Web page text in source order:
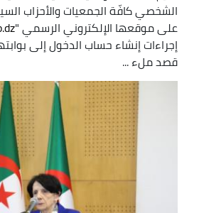
الشخصي كافّة الجمعيات والأحزاب
على موقعها الإلكتروني الرسمي "
إجراءات إنشاء حساب الدخول إلى
قصد ملء ...